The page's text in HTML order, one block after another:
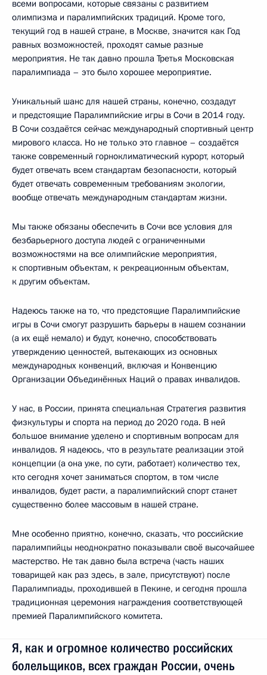
всеми вопросами, которые связаны с развитием
олимпизма и паралимпийских традиций. Кроме того,
текущий год в нашей стране, в Москве, значится как Год
равных возможностей, проходят самые разные
мероприятия. Не так давно прошла Третья Московская
паралимпиада – это было хорошее мероприятие.
Уникальный шанс для нашей страны, конечно, создадут
и предстоящие Паралимпийские игры в Сочи в 2014 году.
В Сочи создаётся сейчас международный спортивный центр
мирового класса. Но не только это главное – создаётся
также современный горноклиматический курорт, который
будет отвечать всем стандартам безопасности, который
будет отвечать современным требованиям экологии,
вообще отвечать международным стандартам жизни.
Мы также обязаны обеспечить в Сочи все условия для
безбарьерного доступа людей с ограниченными
возможностями на все олимпийские мероприятия,
к спортивным объектам, к рекреационным объектам,
к другим объектам.
Надеюсь также на то, что предстоящие Паралимпийские
игры в Сочи смогут разрушить барьеры в нашем сознании
(а их ещё немало) и будут, конечно, способствовать
утверждению ценностей, вытекающих из основных
международных конвенций, включая и Конвенцию
Организации Объединённых Наций о правах инвалидов.
У нас, в России, принята специальная Стратегия развития
физкультуры и спорта на период до 2020 года. В ней
большое внимание уделено и спортивным вопросам для
инвалидов. Я надеюсь, что в результате реализации этой
концепции (а она уже, по сути, работает) количество тех,
кто сегодня хочет заниматься спортом, в том числе
инвалидов, будет расти, а паралимпийский спорт станет
существенно более массовым в нашей стране.
Мне особенно приятно, конечно, сказать, что российские
паралимпийцы неоднократно показывали своё высочайшее
мастерство. Не так давно была встреча (часть наших
товарищей как раз здесь, в зале, присутствуют) после
Паралимпиады, проходившей в Пекине, и сегодня прошла
традиционная церемония награждения соответствующей
премией Паралимпийского комитета.
Я, как и огромное количество российских
болельщиков, всех граждан России, очень